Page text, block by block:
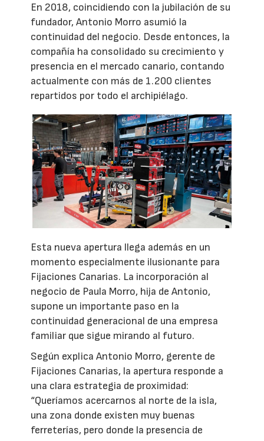
En 2018, coincidiendo con la jubilación de su
fundador, Antonio Morro asumió la
continuidad del negocio. Desde entonces, la
compañía ha consolidado su crecimiento y
presencia en el mercado canario, contando
actualmente con más de 1.200 clientes
repartidos por todo el archipiélago.
Esta nueva apertura llega además en un
momento especialmente ilusionante para
Fijaciones Canarias. La incorporación al
negocio de Paula Morro, hija de Antonio,
supone un importante paso en la
continuidad generacional de una empresa
familiar que sigue mirando al futuro.
Según explica Antonio Morro, gerente de
Fijaciones Canarias, la apertura responde a
una clara estrategia de proximidad:
“Queríamos acercarnos al norte de la isla,
una zona donde existen muy buenas
ferreterías, pero donde la presencia de